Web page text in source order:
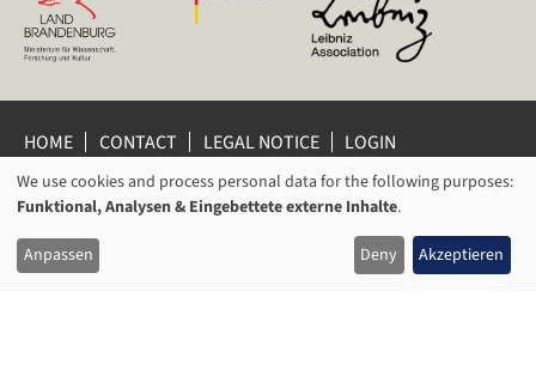
HOME CONTACT LEGAL NOTICE
LOGIN
PRIVACY POLICY
PRIVACY SETTINGS
WHISTLEBLOWER PROTECTION
© 2026 Leibniz Centre for Contemporary History Potsdam
USAGE
OF
PERSONAL
We use cookies and process personal data for the following purposes:
Funktional, Analysen & Eingebettete externe Inhalte.
Anpassen Deny Akzeptieren